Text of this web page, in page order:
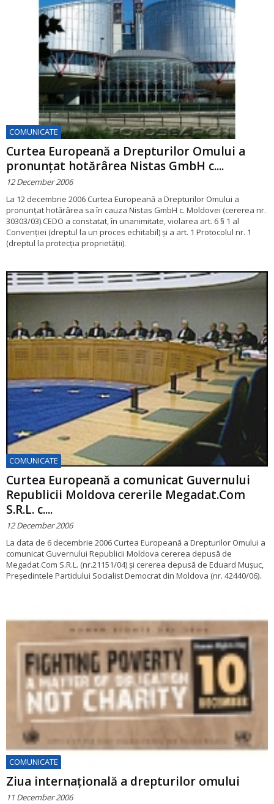
COMUNICATE
Curtea Europeană a Drepturilor Omului a
pronunțat hotărârea Nistas GmbH c....
12 December 2006
La 12 decembrie 2006 Curtea Europeană a Drepturilor Omului a
pronunțat hotărârea sa în cauza Nistas GmbH c. Moldovei (cererea nr.
30303/03).CEDO a constatat, în unanimitate, violarea art. 6 § 1 al
Convenției (dreptul la un proces echitabil) și a art. 1 Protocolul nr. 1
(dreptul la protecția proprietății).
COMUNICATE
Curtea Europeană a comunicat Guvernului
Republicii Moldova cererile Megadat.Com
S.R.L. c....
12 December 2006
La data de 6 decembrie 2006 Curtea Europeană a Drepturilor Omului a
comunicat Guvernului Republicii Moldova cererea depusă de
Megadat.Com S.R.L. (nr.21151/04) și cererea depusă de Eduard Mușuc,
Președintele Partidului Socialist Democrat din Moldova (nr. 42440/06).
COMUNICATE
Ziua internațională a drepturilor omului
11 December 2006